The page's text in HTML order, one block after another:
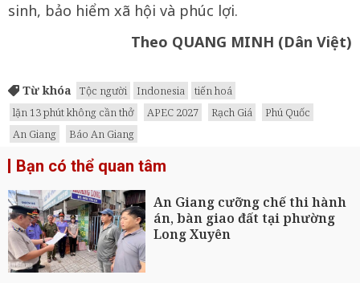
sinh, bảo hiểm xã hội và phúc lợi.
Theo QUANG MINH (Dân Việt)
Từ khóa Tộc người Indonesia
tiến hoá
lặn 13 phút không cần thở
APEC 2027 Rạch Giá
Phú Quốc
An Giang
Báo An Giang
Bạn có thể quan tâm
An Giang cưỡng chế thi hành
án, bàn giao đất tại phường
Long Xuyên